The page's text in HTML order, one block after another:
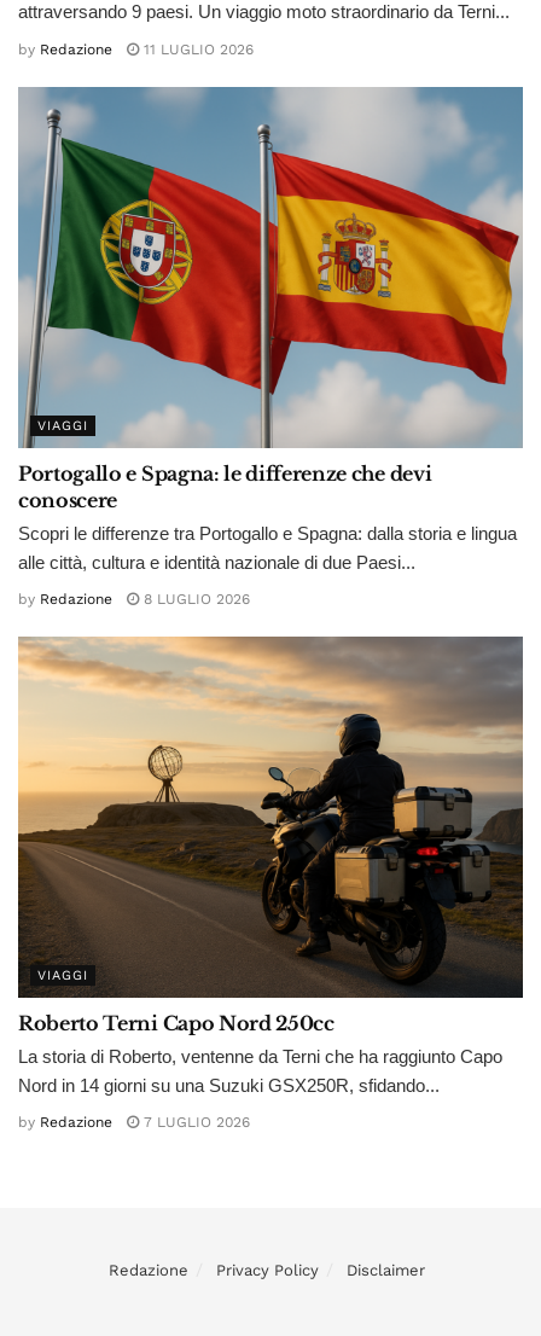
attraversando 9 paesi. Un viaggio moto straordinario da Terni...
by Redazione 11 LUGLIO 2026
VIAGGI
Portogallo e Spagna: le differenze che devi
conoscere
Scopri le differenze tra Portogallo e Spagna: dalla storia e lingua
alle città, cultura e identità nazionale di due Paesi...
by Redazione 8 LUGLIO 2026
VIAGGI
Roberto Terni Capo Nord 250cc
La storia di Roberto, ventenne da Terni che ha raggiunto Capo
Nord in 14 giorni su una Suzuki GSX250R, sfidando...
by Redazione 7 LUGLIO 2026
Redazione Privacy Policy Disclaimer